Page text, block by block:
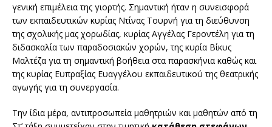
γενική επιμέλεια της γιορτής. Σημαντική ήταν η συνεισφορά
των εκπαιδευτικών κυρίας Ντίνας Τουρνή για τη διεύθυνση
της σχολικής μας χορωδίας, κυρίας Αγγέλας Γεροντέλη για τη
διδασκαλία των παραδοσιακών χορών, της κυρία Βίκυς
Μαλτέζα για τη σημαντική βοήθεια στα παρασκήνια καθώς και
της κυρίας Ευπραξίας Ευαγγέλου εκπαιδευτικού της θεατρικής
αγωγής για τη συνεργασία.
Την ίδια μέρα, αντιπροσωπεία μαθητριών και μαθητών από τη